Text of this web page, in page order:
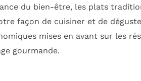
du bien-être, les plats
façon de cuisiner et de
mises en avant sur les
gourmande.